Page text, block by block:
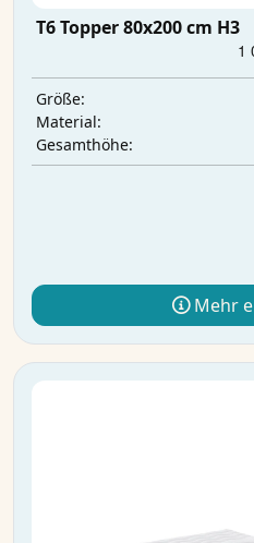
T6 Topper 80x200 cm H3
Größe:
Material:
Gesamthöhe:
Mehr